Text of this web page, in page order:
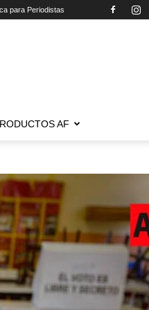
para Periodistas
AF